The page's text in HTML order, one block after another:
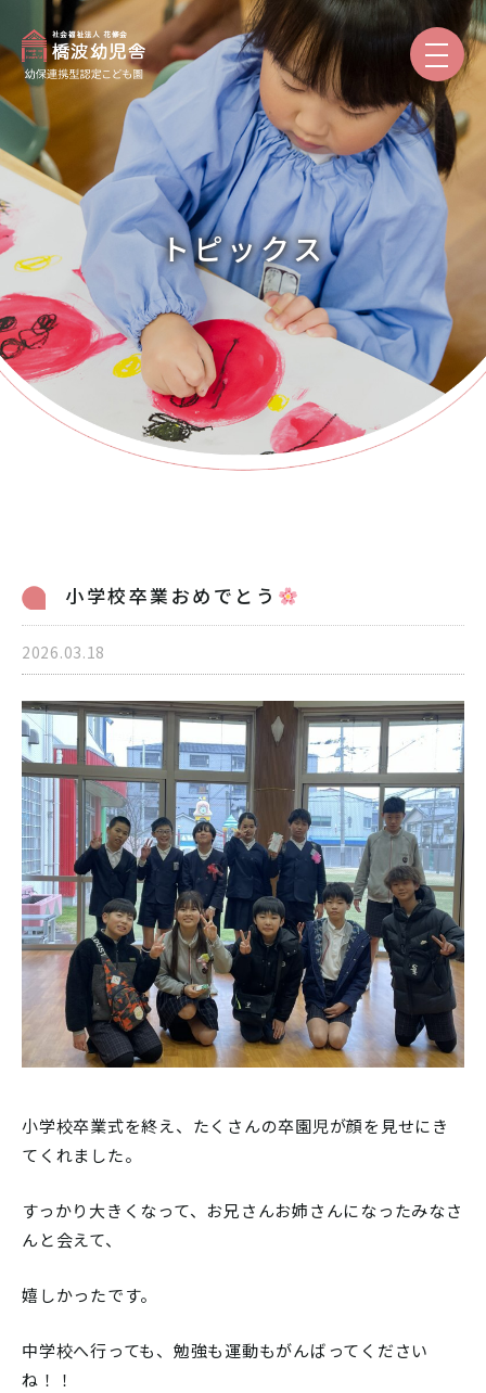
園のご紹介
保育と教育
園での生活
入園案内 保護者専用
個人情報保護方針
06-6998-5321
受付時間 7:00～20:00（平日）7:00～19:00（土曜）
お問い合わせ
トピックス
小学校卒業おめでとう
2026.03.18
小学校卒業式を終え、たくさんの卒園児が顔を見せにき
てくれました。
すっかり大きくなって、お兄さんお姉さんになったみなさ
んと会えて、
嬉しかったです。
中学校へ行っても、勉強も運動もがんばってください
ね！！